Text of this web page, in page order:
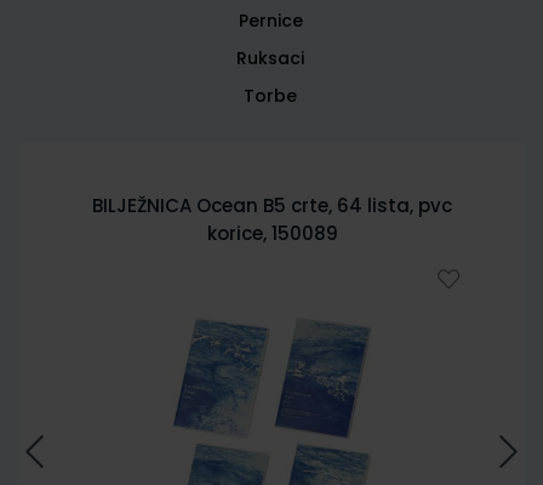
Pernice
Ruksaci
Torbe
BILJEŽNICA Ocean B5 crte, 64 lista, pvc
korice, 150089